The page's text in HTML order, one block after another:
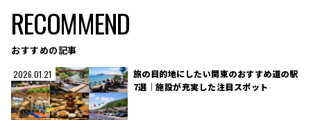
RECOMMEND
おすすめの記事
2026.01.21
旅の目的地にしたい関東のおすすめ道の駅
7選｜施設が充実した注目スポット